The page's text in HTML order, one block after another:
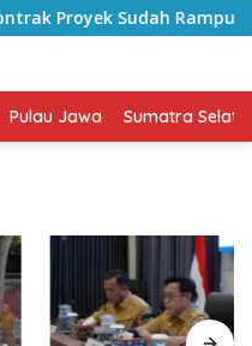
Sudah Rampung
Pulau Jawa Sumatra